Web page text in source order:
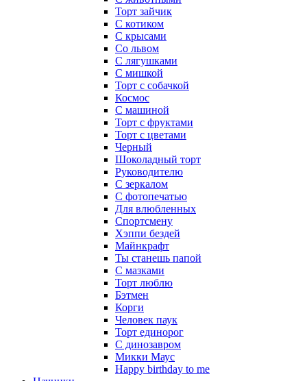
Торт зайчик
С котиком
С крысами
Со львом
С лягушками
С мишкой
Торт с собачкой
Космос
С машиной
Торт с фруктами
Торт с цветами
Черный
Шоколадный торт
Руководителю
С зеркалом
С фотопечатью
Для влюбленных
Спортсмену
Хэппи бездей
Майнкрафт
Ты станешь папой
С мазками
Торт люблю
Бэтмен
Корги
Человек паук
Торт единорог
С динозавром
Микки Маус
Happy birthday to me